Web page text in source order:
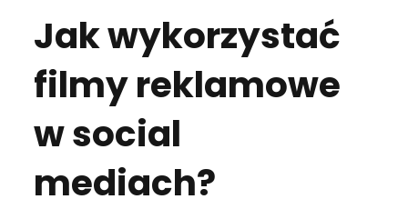
Jak wykorzystać
filmy reklamowe
w social
mediach?